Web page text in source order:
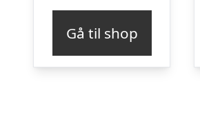
Gå til shop